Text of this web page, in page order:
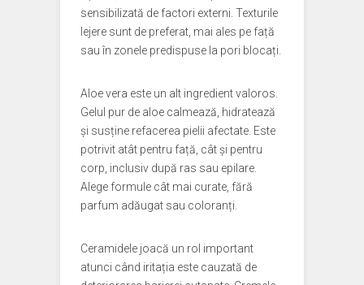
sensibilizată de factori externi. Texturile
lejere sunt de preferat, mai ales pe față
sau în zonele predispuse la pori blocați.
Aloe vera este un alt ingredient valoros.
Gelul pur de aloe calmează, hidratează
și susține refacerea pielii afectate. Este
potrivit atât pentru față, cât și pentru
corp, inclusiv după ras sau epilare.
Alege formule cât mai curate, fără
parfum adăugat sau coloranți.
Ceramidele joacă un rol important
atunci când iritația este cauzată de